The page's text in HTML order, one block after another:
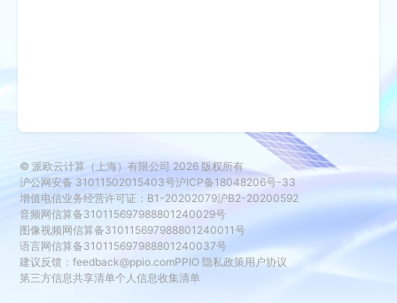
© 派欧云计算（上海）有限公司 2026 版权所有
沪公网安备 31011502015403号沪ICP备18048206号-33
增值电信业务经营许可证：B1-20202079沪B2-20200592
音频网信算备310115697988801240029号
图像视频网信算备310115697988801240011号
语言网信算备310115697988801240037号
建议反馈：feedback@ppio.comPPIO 隐私政策用户协议
第三方信息共享清单个人信息收集清单